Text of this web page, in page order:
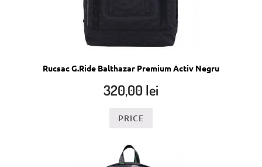
Rucsac G.Ride Balthazar Premium Activ Negru
320,00 lei
PRICE